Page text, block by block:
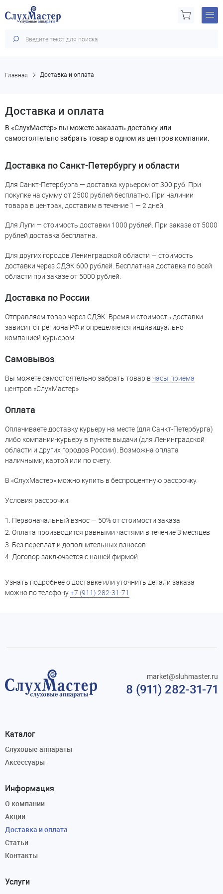
Главная Доставка и оплата
Доставка и оплата
В «СлухМастер» вы можете заказать доставку или
самостоятельно забрать товар в одном из центров компании.
Доставка по Санкт-Петербургу и области
Для Санкт-Петербурга — доставка курьером от 300 руб. При
покупке на сумму от 2500 рублей бесплатно. При наличии
товара в центрах, доставим в течение 1 — 2 дней.
Для Луги — стоимость доставки 1000 рублей. При заказе от 5000
рублей доставка бесплатна.
Для других городов Ленинградской области — стоимость
доставки через СДЭК 600 рублей. Бесплатная доставка по всей
области при заказе от 5000 рублей.
Доставка по России
Отправляем товар через СДЭК. Время и стоимость доставки
зависит от региона РФ и определяется индивидуально
компанией-курьером.
Самовывоз
Вы можете самостоятельно забрать товар в часы приема
центров «СлухМастер»
Оплата
Оплачиваете доставку курьеру на месте (для Санкт-Петербурга)
либо компании-курьеру в пункте выдачи (для Ленинградской
области и других городов России). Возможна оплата
наличными, картой или по счету.
В «СлухМастер» можно купить в беспроцентную рассрочку.
Условия рассрочки:
Первоначальный взнос — 50% от стоимости заказа
Оплата производится равными частями в течение 3 месяцев
Без переплат и дополнительных взносов
Договор заключается с нашей фирмой
Узнать подробнее о доставке или уточнить детали заказа
можно по телефону+7 (911) 282-31-71
8 (911) 282-31-71
market@sluhmaster.ru
Каталог
Слуховые аппараты
Аксессуары
Информация
О компании
Акции
Доставка и оплата
Статьи
Контакты
Услуги